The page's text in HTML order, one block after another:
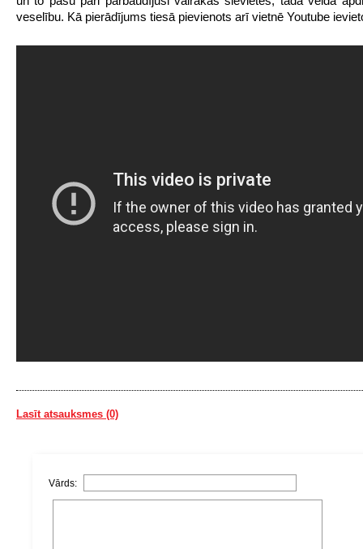
veselību. Kā pierādījums tiesā pievienots arī vietnē Youtube
Lasīt atsauksmes (0)
Vārds: